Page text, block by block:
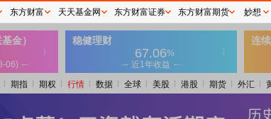
期指 期权 行情 数据 全球 美股 港股 期货 外汇
东方财富 天天基金网 东方财富证券 东方财富期货 妙想